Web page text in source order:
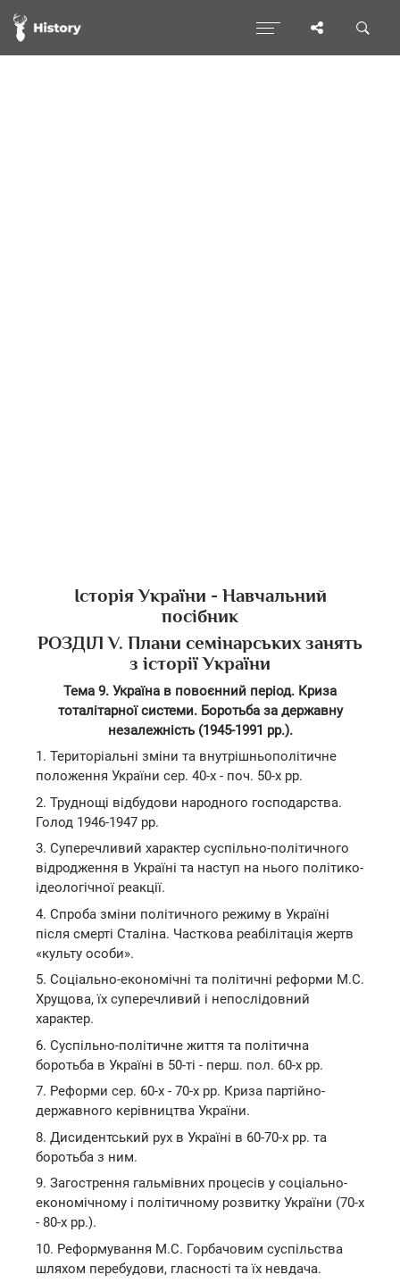
Історія України - Навчальний
посібник
РОЗДІЛ V. Плани семінарських занять
з історії України
Тема 9. Україна в повоєнний період. Криза
тоталітарної системи. Боротьба за державну
незалежність (1945-1991 рр.).
1. Територіальні зміни та внутрішньополітичне
положення України сер. 40-х - поч. 50-х рр.
2. Труднощі відбудови народного господарства.
Голод 1946-1947 рр.
3. Суперечливий характер суспільно-політичного
відродження в Україні та наступ на нього політико-
ідеологічної реакції.
4. Спроба зміни політичного режиму в Україні
після смерті Сталіна. Часткова реабілітація жертв
«культу особи».
5. Соціально-економічні та політичні реформи М.С.
Хрущова, їх суперечливий і непослідовний
характер.
6. Суспільно-політичне життя та політична
боротьба в Україні в 50-ті - перш. пол. 60-х рр.
7. Реформи сер. 60-х - 70-х рр. Криза партійно-
державного керівництва України.
8. Дисидентський рух в Україні в 60-70-х рр. та
боротьба з ним.
9. Загострення гальмівних процесів у соціально-
економічному і політичному розвитку України (70-х
- 80-х рр.).
10. Реформування М.С. Горбачовим суспільства
шляхом перебудови, гласності та їх невдача.